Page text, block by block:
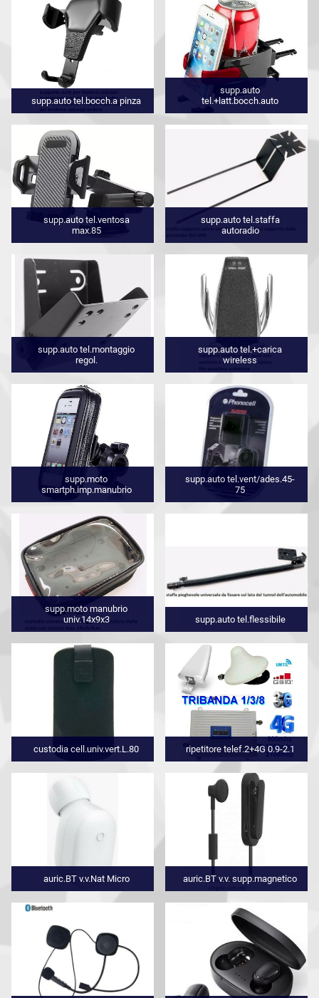
supp.auto tel.bocch.a pinza
supp.auto
tel.+latt.bocch.auto
supp.auto tel.ventosa
max.85
supp.auto tel.staffa
autoradio
supp.auto tel.montaggio
regol.
supp.auto tel.+carica
wireless
supp.moto
smartph.imp.manubrio
supp.auto tel.vent/ades.45-
75
supp.moto manubrio
univ.14x9x3
supp.auto tel.flessibile
custodia cell.univ.vert.L.80 ripetitore telef.2+4G 0.9-2.1
auric.BT v.v.Nat Micro auric.BT v.v. supp.magnetico